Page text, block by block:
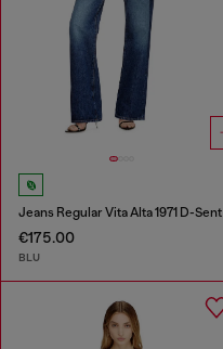
Jeans Regular Vita Alta 1971 D-Sent
€175.00
BLU